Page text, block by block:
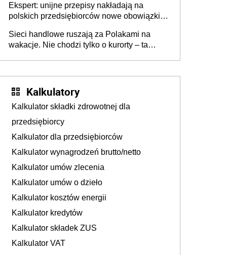
Ekspert: unijne przepisy nakładają na
polskich przedsiębiorców nowe obowiązki w
Sieci handlowe ruszają za Polakami na
wakacje. Nie chodzi tylko o kurorty – ta
Kalkulatory
Kalkulator składki zdrowotnej dla
przedsiębiorcy
Kalkulator dla przedsiębiorców
Kalkulator wynagrodzeń brutto/netto
Kalkulator umów zlecenia
Kalkulator umów o dzieło
Kalkulator kosztów energii
Kalkulator kredytów
Kalkulator składek ZUS
Kalkulator VAT